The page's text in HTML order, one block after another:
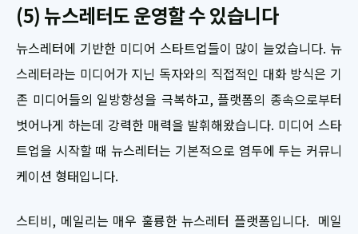
(5) 뉴스레터도 운영할 수 있습니다
뉴스레터에 기반한 미디어 스타트업들이 많이 늘었습니다. 뉴
스레터라는 미디어가 지닌 독자와의 직접적인 대화 방식은 기
존 미디어들의 일방향성을 극복하고, 플랫폼의 종속으로부터
벗어나게 하는데 강력한 매력을 발휘해왔습니다. 미디어 스타
트업을 시작할 때 뉴스레터는 기본적으로 염두에 두는 커뮤니
케이션 형태입니다.
스티비, 메일리는 매우 훌륭한 뉴스레터 플랫폼입니다. 메일